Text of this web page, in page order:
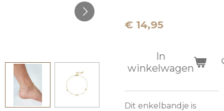
€ 14,95
In
winkelwagen
Dit enkelbandje is